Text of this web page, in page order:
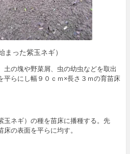
まった紫玉ネギ）
の塊や野菜屑、虫の幼虫などを取出
平らにし幅９０ｃｍ×長さ３ｍの育苗床
玉ネギ）の種を苗床に播種する。先
の表面を平らに均す。